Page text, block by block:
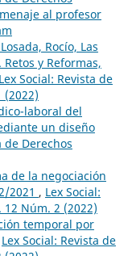
al profesor
Rocío, Las
y Reformas,
Lex Social: Revista de
(2022)
laboral del
un diseño
de Derechos
de la negociación
2021 , Lex Social:
12 Núm. 2 (2022)
temporal por
Lex Social: Revista de